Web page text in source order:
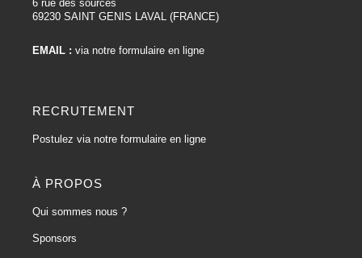
6 rue des sources
69230 SAINT GENIS LAVAL (FRANCE)
EMAIL : via notre formulaire en ligne
RECRUTEMENT
Postulez via notre formulaire en ligne
À PROPOS
Qui sommes nous ?
Sponsors